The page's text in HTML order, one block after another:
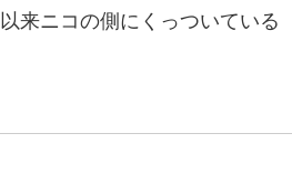
来ニコの側にくっついている